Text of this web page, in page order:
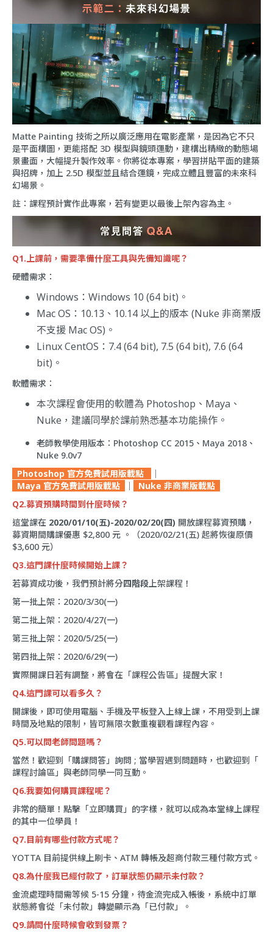
Matte Painting 技術之所以廣泛應用在電影產業，是因為它不只
是平面構圖，更能搭配 3D 模型與鏡頭運動，建構出精緻的動態場
景畫面，大幅提升製作效率。你將從本專案，學習拼貼平面的建築
與招牌，加上 2.5D 模型並且結合運鏡，完成立體且豐富的未來科
幻場景。
註：課程預計實作此專案，若有變更以最後上架內容為主。
Q1.上課前，需要準備什麼工具與先備知識呢？
硬體需求：
Windows：Windows 10 (64 bit)。
Mac OS：10.13、10.14 以上的版本 (Nuke 非商業版
不支援 Mac OS)。
Linux CentOS：7.4 (64 bit), 7.5 (64 bit), 7.6 (64
bit)。
軟體需求：
本次課程會使用的軟體為 Photoshop、Maya、
Nuke，建議同學於課前熟悉基本功能操作。
老師教學使用版本：Photoshop CC 2015、Maya 2018、
Nuke 9.0v7
Photoshop 官方免費試用版載點
｜
Maya 官方免費試用版載點
｜
Nuke 非商業版載點
Q2.募資預購時間到什麼時候？
這堂課在 2020/01/10(五)-2020/02/20(四) 開放課程募資預購，
募資期間購課優惠 $2,800 元 。（2020/02/21(五) 起將恢復原價
$3,600 元）
Q3.這門課什麼時候開始上課？
若募資成功後，我們預計將分四階段上架課程！
第一批上架：2020/3/30(一)
第二批上架：2020/4/27(一)
第三批上架：2020/5/25(一)
第四批上架：2020/6/29(一)
實際開課日若有調整，將會在「課程公告區」提醒大家！
Q4.這門課可以看多久？
開課後，即可使用電腦、手機及平板登入上線上課，不用受到上課
時間及地點的限制，皆可無限次數重複觀看課程內容。
Q5.可以問老師問題嗎？
當然！歡迎到「購課問答」詢問 ; 當學習遇到問題時，也歡迎到「
課程討論區」與老師同學一同互動。
Q6.我要如何購買課程呢？
非常的簡單！點擊「立即購買」的字樣，就可以成為本堂線上課程
的其中一位學員！
Q7.目前有哪些付款方式呢？
YOTTA 目前提供線上刷卡、ATM 轉帳及超商付款三種付款方式。
Q8.為什麼我已經付款了，訂單狀態仍顯示未付款？
金流處理時間需等候 5-15 分鐘，待金流完成入帳後，系統中訂單
狀態將會從「未付款」轉變顯示為「已付款」。
Q9.請問什麼時候會收到發票？